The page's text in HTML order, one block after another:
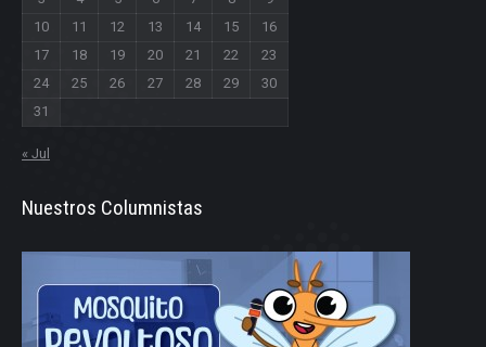
10
11 12 13 14 15
16
17
18 19 20 21 22
23
24
25 26 27 28 29
30
31
« Jul
Nuestros Columnistas